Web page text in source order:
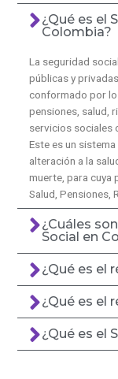
¿Qué es el
Colombia?
La seguridad
públicas y
conformado por
pensiones, salud,
servicios sociales
Este es un
alteración a la
muerte, para cuya
Salud, Pensiones,
¿Cuáles
Social en
¿Qué es el
¿Qué es el
¿Qué es el